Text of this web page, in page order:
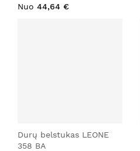
Nuo 44,64 €
Durų belstukas LEONE
358 BA